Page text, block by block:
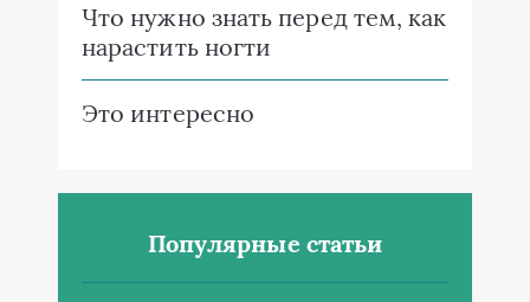
Что нужно знать перед тем, как
нарастить ногти
Это интересно
Популярные статьи